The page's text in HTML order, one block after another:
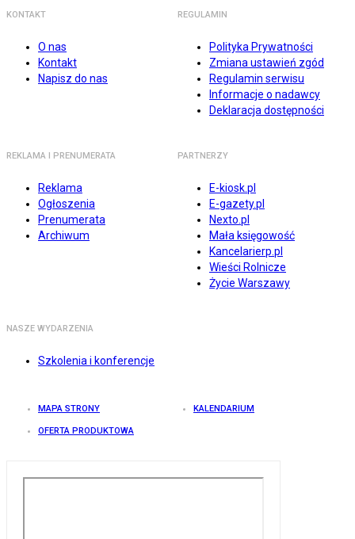
KONTAKT
O nas
Kontakt
Napisz do nas
REGULAMIN
Polityka Prywatności
Zmiana ustawień zgód
Regulamin serwisu
Informacje o nadawcy
Deklaracja dostępności
REKLAMA I PRENUMERATA
Reklama
Ogłoszenia
Prenumerata
Archiwum
PARTNERZY
E-kiosk.pl
E-gazety.pl
Nexto.pl
Mała księgowość
Kancelarierp.pl
Wieści Rolnicze
Życie Warszawy
NASZE WYDARZENIA
Szkolenia i konferencje
MAPA STRONY KALENDARIUM
OFERTA PRODUKTOWA